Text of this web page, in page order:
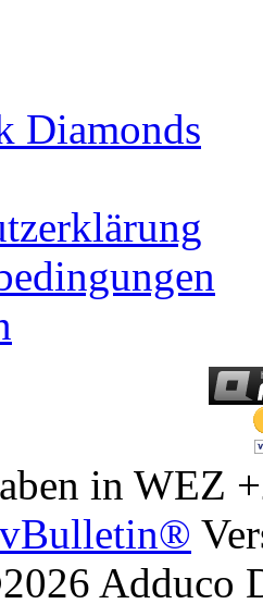
Diamonds
in WEZ
vBulletin®
Adduco